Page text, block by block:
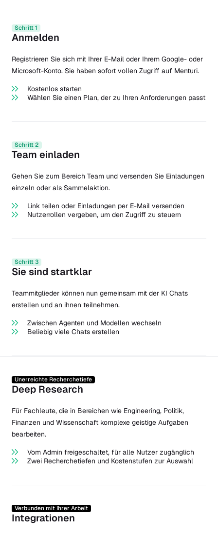
Schritt 1
Anmelden
Registrieren Sie sich mit Ihrer E-Mail oder Ihrem Google- oder
Microsoft-Konto. Sie haben sofort vollen Zugriff auf Menturi.
Kostenlos starten
Wählen Sie einen Plan, der zu Ihren Anforderungen passt
Schritt 2
Team einladen
Gehen Sie zum Bereich Team und versenden Sie Einladungen
einzeln oder als Sammelaktion.
Link teilen oder Einladungen per E-Mail versenden
Nutzerrollen vergeben, um den Zugriff zu steuern
Schritt 3
Sie sind startklar
Teammitglieder können nun gemeinsam mit der KI Chats
erstellen und an ihnen teilnehmen.
Zwischen Agenten und Modellen wechseln
Beliebig viele Chats erstellen
Unerreichte Recherchetiefe
Deep Research
Für Fachleute, die in Bereichen wie Engineering, Politik,
Finanzen und Wissenschaft komplexe geistige Aufgaben
bearbeiten.
Vom Admin freigeschaltet, für alle Nutzer zugänglich
Zwei Recherchetiefen und Kostenstufen zur Auswahl
Verbunden mit Ihrer Arbeit
Integrationen